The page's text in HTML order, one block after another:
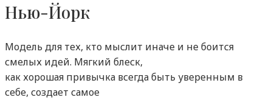
Нью-Йорк
Модель для тех, кто мыслит иначе и не боится
смелых идей. Мягкий блеск,
как хорошая привычка всегда быть уверенным в
себе, создает самое